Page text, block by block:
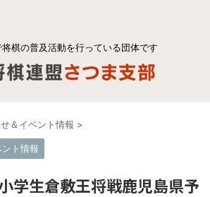
将棋の普及活動を行っている団体です
＆イベント情報 >
ト情報
学生倉敷王将戦鹿児島県予